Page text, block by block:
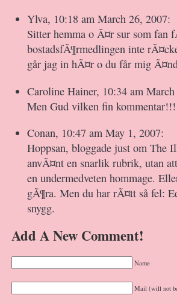
Ylva, 10:18 am March 26, 2007:
Sitter hemma o Ã¤r sur som fan
bostadsfÃ¶rmedlingen inte
går jag in hÃ¤r o du får mig
Caroline Hainer, 10:34 am
Men Gud vilken fin
Conan, 10:47 am May 1, 2007:
Hoppsan, bloggade just om The
anvÃ¤nt en snarlik rubrik, utan
en undermedveten hommage.
gÃ¶ra. Men du har rÃ¤tt så fel:
snygg.
Add A New Comment!
Name
Mail (will not